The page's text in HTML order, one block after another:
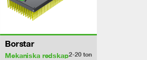
Borstar
Mekaniska redskap2-20 ton